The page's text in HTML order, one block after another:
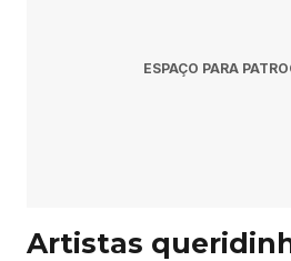
ESPAÇO PARA
Artistas